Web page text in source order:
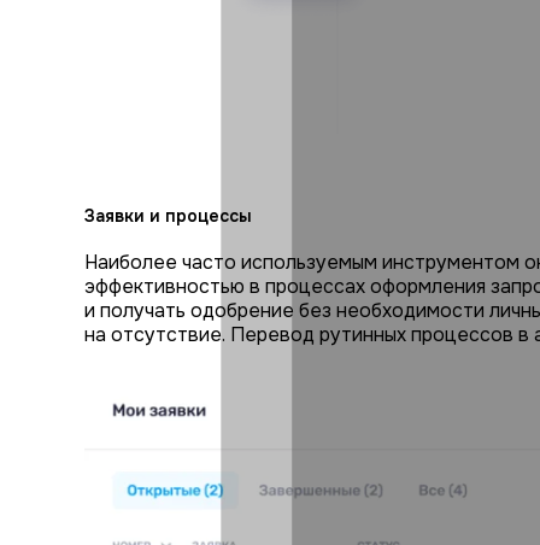
Заявки и процессы
Наиболее часто используемым инструментом
эффективностью в процессах оформления
и получать одобрение без необходимости
на отсутствие. Перевод рутинных процессов